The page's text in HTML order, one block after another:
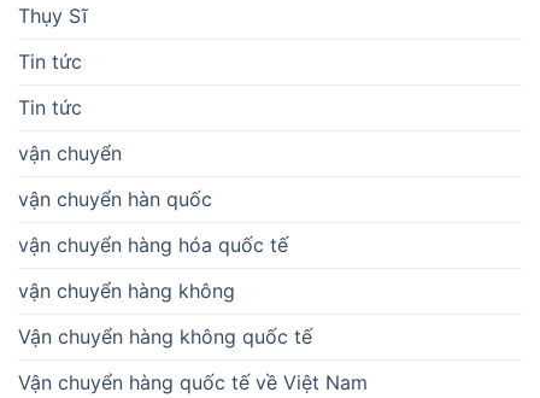
Thụy Sĩ
Tin tức
Tin tức
vận chuyển
vận chuyển hàn quốc
vận chuyển hàng hóa quốc tế
vận chuyển hàng không
Vận chuyển hàng không quốc tế
Vận chuyển hàng quốc tế về Việt Nam